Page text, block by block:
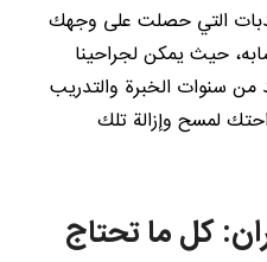
التي حصلت على وجهك
حيث يمكن لجراحينا
من سنوات الخبرة والتدريب
لمسح وإزالة تلك
كل ما تحتاج